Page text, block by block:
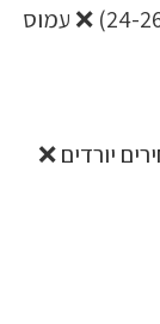
✅ מזג אוויר יציב ✅ מים חמים מאוד (24-26°C) ❌ עמוס
יורדים ❌